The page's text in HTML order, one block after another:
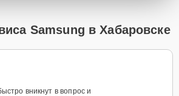
Samsung в Хабаровске
вникнут в вопрос и